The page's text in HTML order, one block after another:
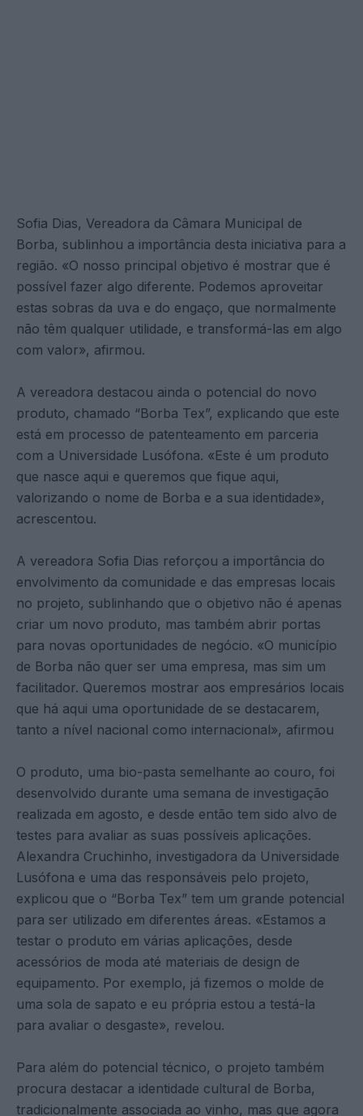
Sofia Dias, Vereadora da Câmara Municipal de
Borba, sublinhou a importância desta iniciativa para a
região. «O nosso principal objetivo é mostrar que é
possível fazer algo diferente. Podemos aproveitar
estas sobras da uva e do engaço, que normalmente
não têm qualquer utilidade, e transformá-las em algo
com valor», afirmou.
A vereadora destacou ainda o potencial do novo
produto, chamado “Borba Tex”, explicando que este
está em processo de patenteamento em parceria
com a Universidade Lusófona. «Este é um produto
que nasce aqui e queremos que fique aqui,
valorizando o nome de Borba e a sua identidade»,
acrescentou​.
A vereadora Sofia Dias reforçou a importância do
envolvimento da comunidade e das empresas locais
no projeto, sublinhando que o objetivo não é apenas
criar um novo produto, mas também abrir portas
para novas oportunidades de negócio. «O município
de Borba não quer ser uma empresa, mas sim um
facilitador. Queremos mostrar aos empresários locais
que há aqui uma oportunidade de se destacarem,
tanto a nível nacional como internacional», afirmou​
O produto, uma bio-pasta semelhante ao couro, foi
desenvolvido durante uma semana de investigação
realizada em agosto, e desde então tem sido alvo de
testes para avaliar as suas possíveis aplicações.
Alexandra Cruchinho, investigadora da Universidade
Lusófona e uma das responsáveis pelo projeto,
explicou que o “Borba Tex” tem um grande potencial
para ser utilizado em diferentes áreas. «Estamos a
testar o produto em várias aplicações, desde
acessórios de moda até materiais de design de
equipamento. Por exemplo, já fizemos o molde de
uma sola de sapato e eu própria estou a testá-la
para avaliar o desgaste», revelou​.
Para além do potencial técnico, o projeto também
procura destacar a identidade cultural de Borba,
tradicionalmente associada ao vinho, mas que agora